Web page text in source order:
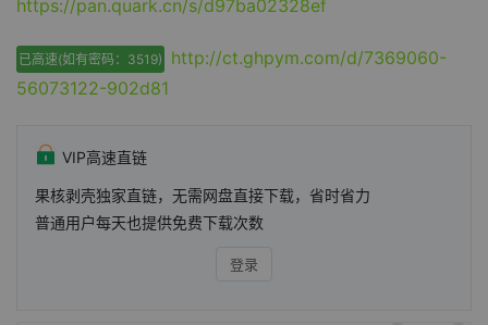
https://pan.quark.cn/s/d97ba02328ef
已高速(如有密码：3519)
http://ct.ghpym.com/d/7369060-
56073122-902d81
VIP高速直链
果核剥壳独家直链，无需网盘直接下载，省时省力
普通用户每天也提供免费下载次数
登录